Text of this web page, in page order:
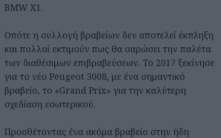
BMW X1.
Οπότε η συλλογή βραβείων δεν αποτελεί έκπληξη
και πολλοί εκτιμούν πως θα σαρώσει την παλέτα
των διαθέσιμων επιβραβεύσεων. Το 2017 ξεκίνησε
για το νέο Peugeot 3008, με ένα σημαντικό
βραβείο, το «Grand Prix» για την καλύτερη
σχεδίαση εσωτερικού.
Προσθέτοντας ένα ακόμα βραβείο στην ήδη